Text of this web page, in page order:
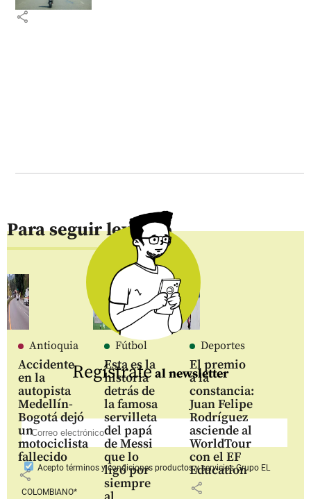
share
Para seguir leyendo
Antioquia
Accidente
en la
autopista
Medellín-
Bogotá dejó
un
motociclista
fallecido
share
Fútbol
Esta es la
historia
detrás de
la famosa
servilleta
del papá
de Messi
que lo
ligó por
siempre
Deportes
El premio
a la
constancia:
Juan Felipe
Rodríguez
asciende al
WorldTour
con el EF
Education
share
Regístrateal newsletter
Aceptotérminos y condiciones productos y serviciosGrupo EL
COLOMBIANO*